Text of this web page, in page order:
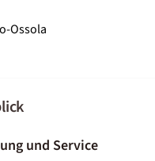
Ossola
und Service